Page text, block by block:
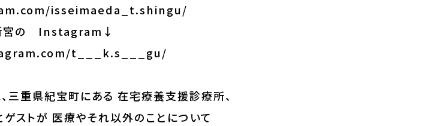
isseimaeda_t.shingu/
の Instagram↓
t___k.s___gu/
三重県紀宝町にある 在宅療養支援診療所、
ストが 医療やそれ以外のことについて